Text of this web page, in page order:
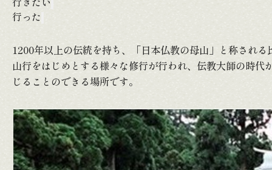
行った
1200年以上の伝統を持ち、「日本仏教の母山」と称され
山行をはじめとする様々な修行が行われ、伝教大師の時
じることのできる場所です。